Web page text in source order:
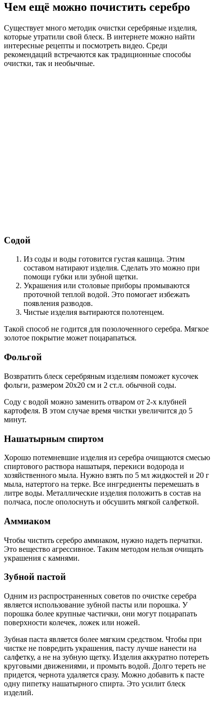
Чем ещё можно почистить серебро
Существует много методик очистки серебряные изделия,
которые утратили свой блеск. В интернете можно найти
интересные рецепты и посмотреть видео. Среди
рекомендаций встречаются как традиционные способы
очистки, так и необычные.
Содой
Из соды и воды готовится густая кашица. Этим
составом натирают изделия. Сделать это можно при
помощи губки или зубной щетки.
Украшения или столовые приборы промываются
проточной теплой водой. Это помогает избежать
появления разводов.
Чистые изделия вытираются полотенцем.
Такой способ не годится для позолоченного серебра. Мягкое
золотое покрытие может поцарапаться.
Фольгой
Возвратить блеск серебряным изделиям поможет кусочек
фольги, размером 20х20 см и 2 ст.л. обычной соды.
Соду с водой можно заменить отваром от 2-х клубней
картофеля. В этом случае время чистки увеличится до 5
минут.
Нашатырным спиртом
Хорошо потемневшие изделия из серебра очищаются смесью
спиртового раствора нашатыря, перекиси водорода и
хозяйственного мыла. Нужно взять по 5 мл жидкостей и 20 г
мыла, натертого на терке. Все ингредиенты перемешать в
литре воды. Металлические изделия положить в состав на
полчаса, после ополоснуть и обсушить мягкой салфеткой.
Аммиаком
Чтобы чистить серебро аммиаком, нужно надеть перчатки.
Это вещество агрессивное. Таким методом нельзя очищать
украшения с камнями.
Зубной пастой
Одним из распространенных советов по очистке серебра
является использование зубной пасты или порошка. У
порошка более крупные частички, они могут поцарапать
поверхности колечек, ложек или ножей.
Зубная паста является более мягким средством. Чтобы при
чистке не повредить украшения, пасту лучше нанести на
салфетку, а не на зубную щетку. Изделия аккуратно потереть
круговыми движениями, и промыть водой. Долго тереть не
придется, чернота удаляется сразу. Можно добавить к пасте
одну пипетку нашатырного спирта. Это усилит блеск
изделий.